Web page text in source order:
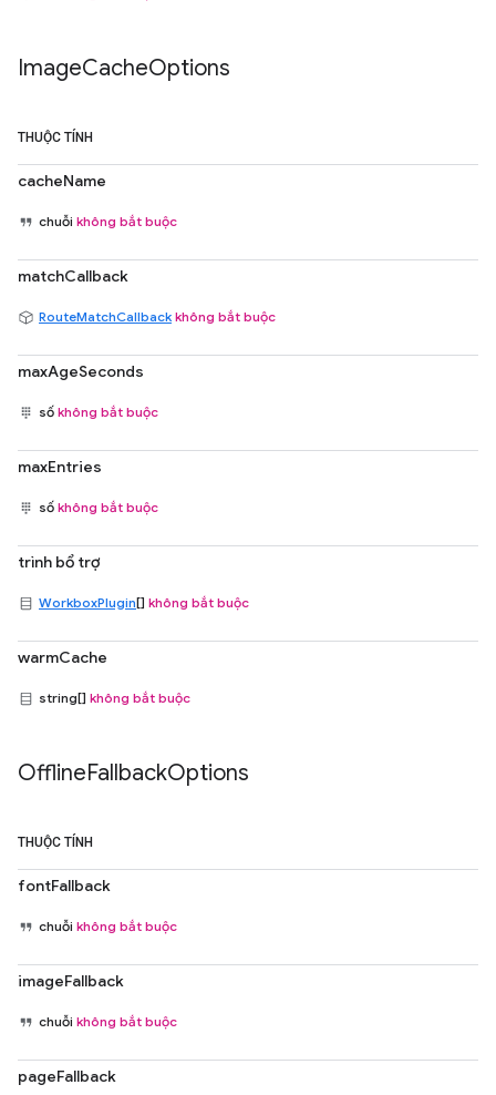
ImageCacheOptions
THUỘC TÍNH
cacheName
chuỗi không bắt buộc
matchCallback
RouteMatchCallback không bắt buộc
maxAgeSeconds
số không bắt buộc
maxEntries
số không bắt buộc
trình bổ trợ
WorkboxPlugin[] không bắt buộc
warmCache
string[] không bắt buộc
OfflineFallbackOptions
THUỘC TÍNH
fontFallback
chuỗi không bắt buộc
imageFallback
chuỗi không bắt buộc
pageFallback